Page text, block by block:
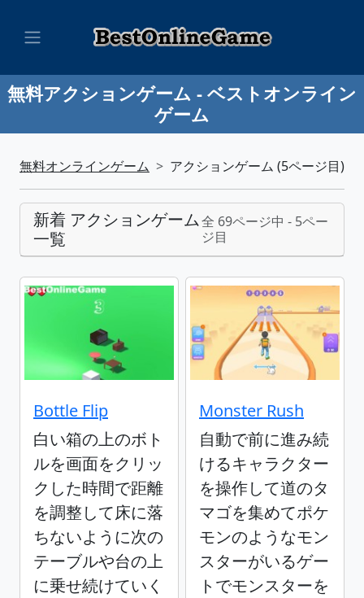
無料アクションゲーム - ベストオンライン
ゲーム
無料オンラインゲーム アクションゲーム (5ページ目)
新着 アクションゲーム
一覧
全 69ページ中 - 5ペー
ジ目
Bottle Flip
白い箱の上のボト
ルを画面をクリッ
クした時間で距離
を調整して床に落
ちないように次の
テーブルや台の上
に乗せ続けていく
Monster Rush
自動で前に進み続
けるキャラクター
を操作して道のタ
マゴを集めてポケ
モンのようなモン
スターがいるゲー
トでモンスターを